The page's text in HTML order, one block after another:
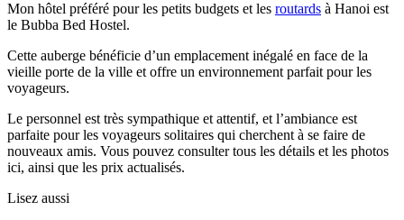
Mon hôtel préféré pour les petits budgets et les routards à Hanoi est
le Bubba Bed Hostel.
Cette auberge bénéficie d’un emplacement inégalé en face de la
vieille porte de la ville et offre un environnement parfait pour les
voyageurs.
Le personnel est très sympathique et attentif, et l’ambiance est
parfaite pour les voyageurs solitaires qui cherchent à se faire de
nouveaux amis. Vous pouvez consulter tous les détails et les photos
ici, ainsi que les prix actualisés.
Lisez aussi